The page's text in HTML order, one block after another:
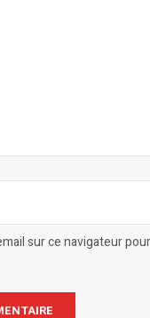
sur ce navigateur